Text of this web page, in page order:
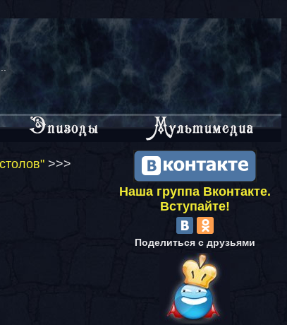
>>>
Наша группа Вконтакте.
Вступайте!
Поделиться с друзьями